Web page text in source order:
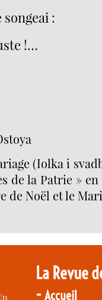
:
!…
(Iolka i
de la Patrie » en
de Noël et le
La Revue
-Accueil